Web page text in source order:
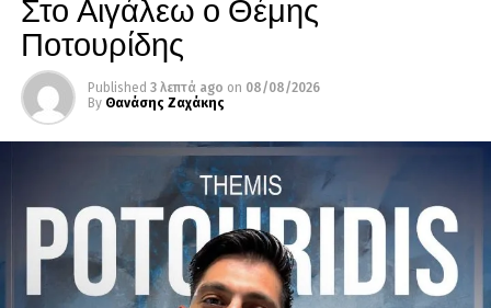
Ποτουρίδης
Published 3 λεπτά ago on 08/08/2026
By Θανάσης Ζαχάκης